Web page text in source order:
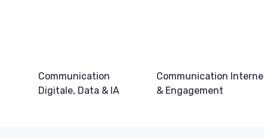
Communication
Digitale, Data & IA
Communication Interne
& Engagement